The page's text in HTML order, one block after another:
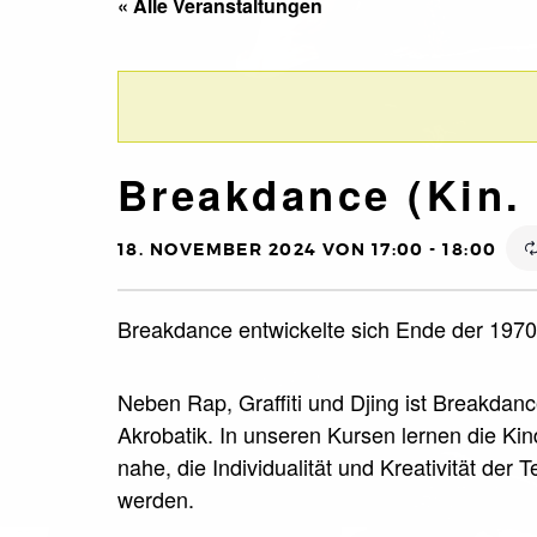
Breakdance
18. NOVEMBER 2024 VON 17:00 -18:00
Breakdance entwickelte sich Ende der
Neben Rap, Graffiti und Djing ist
Akrobatik. In unseren Kursen lernen die
nahe, die Individualität und Kreativität der
werden.